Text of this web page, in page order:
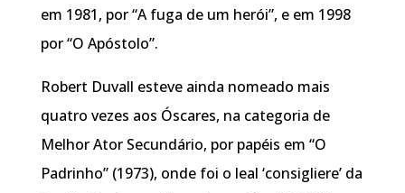
em 1981, por “A fuga de um herói”, e em 1998
por “O Apóstolo”.
Robert Duvall esteve ainda nomeado mais
quatro vezes aos Óscares, na categoria de
Melhor Ator Secundário, por papéis em “O
Padrinho” (1973), onde foi o leal ‘consigliere’ da